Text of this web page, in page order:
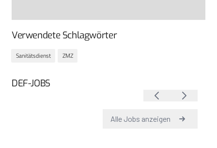
Verwendete Schlagwörter
Sanitätsdienst ZMZ
DEF-JOBS